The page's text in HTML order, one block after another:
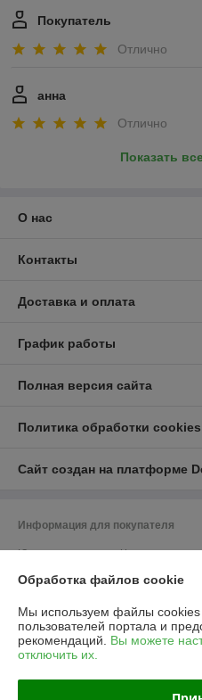
Покупатель
Отлично
анна
Отлично
Показать
О нас
Контакты
Доставка и оплата
График работы
Полная версия сайта
Политика обработки cookies
Сайт создан на платформе
Информация для покупателя
Юридическое лицо:Частное
УНП: 191274425
Регистрационный орган:
Дата регистрации компании:
Обработка файлов cookie
Мы используем файлы cookies
пользователей портала и
рекомендаций. Вы можете
отключить их.